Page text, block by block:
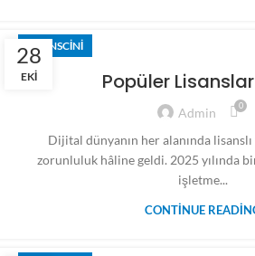
28
EKI
LISANSCINI
Popüler
Admin 0
Dijital dünyanın her alanında lisanslı
zorunluluk hâline geldi. 2025 yılında
işletme...
CONTINUE